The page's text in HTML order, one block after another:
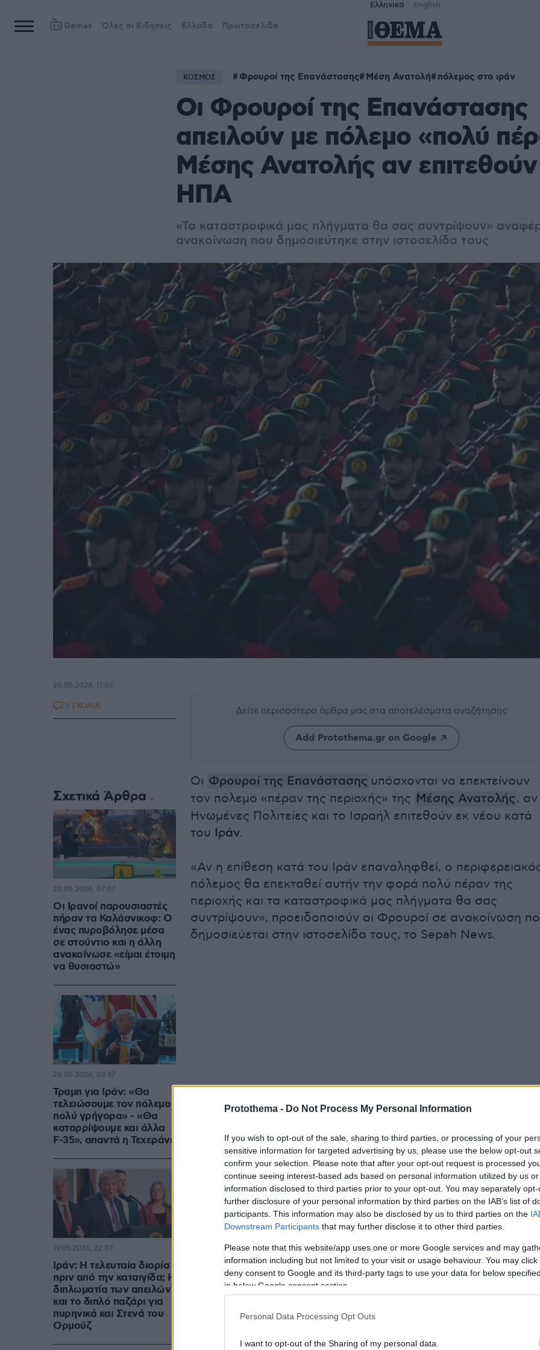
Protothema - Do Not Process My Personal Information
If you wish to opt-out of the sale, sharing to third parties, or processing of your
sensitive information for targeted advertising by us, please use the below opt-out
confirm your selection. Please note that after your opt-out request is processed
continue seeing interest-based ads based on personal information utilized by us
information disclosed to third parties prior to your opt-out. You may separately
further disclosure of your personal information by third parties on the IAB’s list of
participants. This information may also be disclosed by us to third parties on the
Downstream Participants that may further disclose it to other third parties.
Please note that this website/app uses one or more Google services and may
information including but not limited to your visit or usage behaviour. You may
deny consent to Google and its third-party tags to use your data for below
in below Google consent section.
Personal Data Processing Opt Outs
I want to opt-out of the Sharing of my personal data.
Ελληνικά English
Games Όλες οι Ειδήσεις Ελλάδα Πρωτοσέλιδα
ΚΟΣΜΟΣ Φρουροί της Επανάστασης Μέση Ανατολή πόλεμος στο ιράν
Οι Φρουροί της Επανάστασης
απειλούν με πόλεμο «πολύ
Μέσης Ανατολής αν
ΗΠΑ
«Τα καταστροφικά μας πλήγματα θα σας συντρίψουν»
ανακοίνωση που δημοσιεύτηκε στην ιστοσελίδα τους
Δείτε περισσότερα άρθρα μας στα αποτελέσματα αναζήτησης
Add Protothema.gr on Google
Οι Φρουροί της Επανάστασης υπόσχονται να επεκτείνουν
τον πόλεμο «πέραν της περιοχής» της Μέσης Ανατολής, αν
Ηνωμένες Πολιτείες και το Ισραήλ επιτεθούν εκ νέου κατά
του Ιράν.
«Αν η επίθεση κατά του Ιράν επαναληφθεί, ο
πόλεμος θα επεκταθεί αυτήν την φορά πολύ πέραν της
περιοχής και τα καταστροφικά μας πλήγματα θα σας
συντρίψουν», προειδοποιούν οι Φρουροί σε ανακοίνωση
δημοσιεύεται στην ιστοσελίδα τους, το Sepah News.
20.05.2026, 11:07
5 ΣΧΟΛΙΑ
Σχετικά Άρθρα
Οι Ιρανοί παρουσιαστές
πήραν τα Καλάσνικοφ: Ο
ένας πυροβόλησε μέσα
σε στούντιο και η άλλη
ανακοίνωσε «είμαι έτοιμη
να θυσιαστώ»
20.05.2026, 07:07
Τραμπ για Ιράν: «Θα
τελειώσουμε τον πόλεμο
πολύ γρήγορα» - «Θα
καταρρίψουμε και άλλα
F-35», απαντά η Τεχεράνη
20.05.2026, 03:47
Ιράν: Η τελευταία διορία
πριν από την καταιγίδα; Η
διπλωματία των απειλών
και το διπλό παζάρι για
πυρηνικά και Στενά του
Ορμούζ
19.05.2026, 22:07